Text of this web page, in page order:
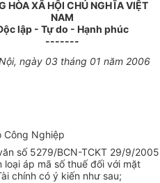
HÒA XÃ HỘI CHỦ NGHĨA VIỆT
NAM
lập - Tự do - Hạnh phúc
-------
ngày 03 tháng 01 năm 2006
Công Nghiệp
số 5279/BCN-TCKT 29/9/2005
áp mã số thuế đối với mặt
chính có ý kiến như sau;